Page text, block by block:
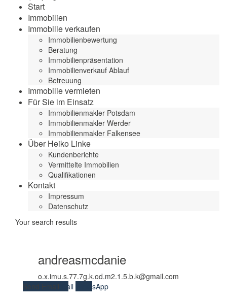
Start
Immobilien
Immobilie verkaufen
Immobilienbewertung
Beratung
Immobilienpräsentation
Immobilienverkauf Ablauf
Betreuung
Immobilie vermieten
Für Sie im Einsatz
Immobilienmakler Potsdam
Immobilienmakler Werder
Immobilienmakler Falkensee
Über Heiko Linke
Kundenberichte
Vermittelte Immobilien
Qualifikationen
Kontakt
Impressum
Datenschutz
Your search results
andreasmcdanie
o.x.imu.s.77.7g.k.od.m2.1.5.b.k@gmail.com
Send Email
Call WhatsApp